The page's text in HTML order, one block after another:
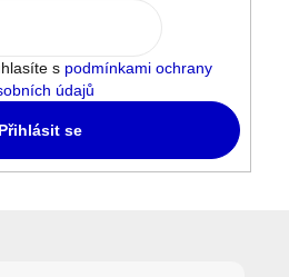
s podmínkami ochrany
údajů
Přihlásit se